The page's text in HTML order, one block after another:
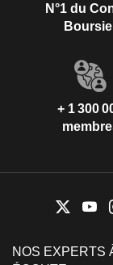
N°1 du
+ 1 300
NOS EXPERTS